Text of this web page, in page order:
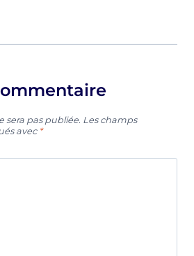
sera pas publiée. Les champs
avec *